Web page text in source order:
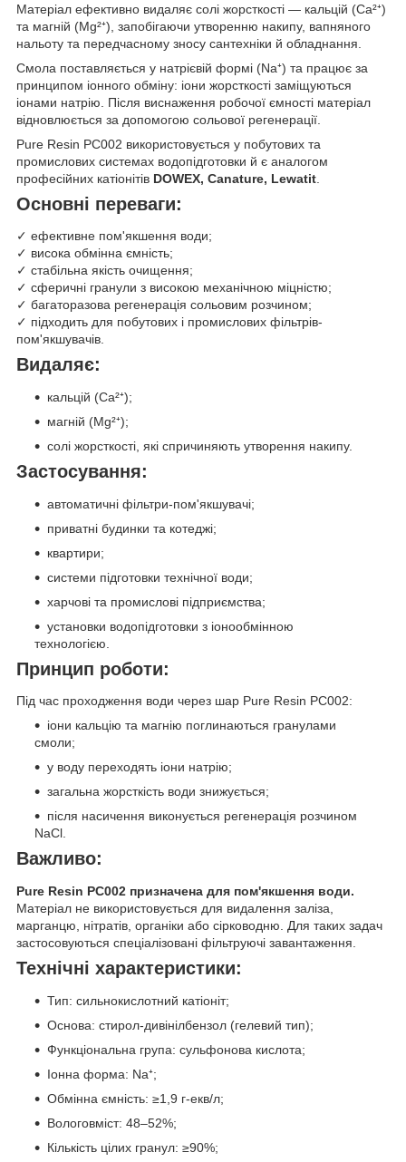
Матеріал ефективно видаляє солі жорсткості — кальцій (Ca²⁺)
та магній (Mg²⁺), запобігаючи утворенню накипу, вапняного
нальоту та передчасному зносу сантехніки й обладнання.
Смола поставляється у натрієвій формі (Na⁺) та працює за
принципом іонного обміну: іони жорсткості заміщуються
іонами натрію. Після виснаження робочої ємності матеріал
відновлюється за допомогою сольової регенерації.
Pure Resin PC002 використовується у побутових та
промислових системах водопідготовки й є аналогом
професійних катіонітів DOWEX, Canature, Lewatit
Основні переваги:
✓ ефективне пом'якшення води;
✓ висока обмінна ємність;
✓ стабільна якість очищення;
✓ сферичні гранули з високою механічною міцністю;
✓ багаторазова регенерація сольовим розчином;
✓ підходить для побутових і промислових фільтрів-
пом'якшувачів.
Видаляє:
кальцій (Ca²⁺);
магній (Mg²⁺);
солі жорсткості, які спричиняють утворення накипу.
Застосування:
автоматичні фільтри-пом'якшувачі;
приватні будинки та котеджі;
квартири;
системи підготовки технічної води;
харчові та промислові підприємства;
установки водопідготовки з іонообмінною
технологією.
Принцип роботи:
Під час проходження води через шар Pure Resin PC002:
іони кальцію та магнію поглинаються гранулами
смоли;
у воду переходять іони натрію;
загальна жорсткість води знижується;
після насичення виконується регенерація розчином
NaCl.
Важливо:
Pure Resin PC002 призначена для пом'якшення води.
Матеріал не використовується для видалення заліза,
марганцю, нітратів, органіки або сірководню. Для таких задач
застосовуються спеціалізовані фільтруючі завантаження.
Технічні характеристики:
Тип: сильнокислотний катіоніт;
Основа: стирол-дивінілбензол (гелевий тип);
Функціональна група: сульфонова кислота;
Іонна форма: Na⁺;
Обмінна ємність: ≥1,9 г-екв/л;
Вологовміст: 48–52%;
Кількість цілих гранул: ≥90%;